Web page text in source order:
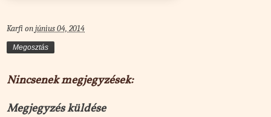
Karfi onjúnius 04, 2014
Megosztás
Nincsenek megjegyzések:
Megjegyzés küldése